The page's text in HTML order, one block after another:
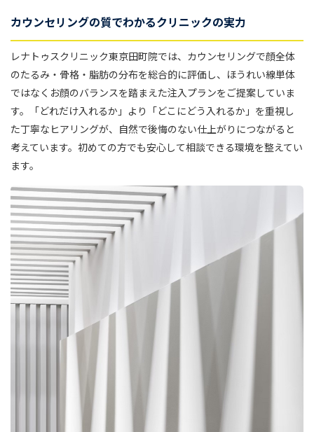
カウンセリングの質でわかるクリニックの実力
レナトゥスクリニック東京田町院では、カウンセリングで顔全体
のたるみ・骨格・脂肪の分布を総合的に評価し、ほうれい線単体
ではなくお顔のバランスを踏まえた注入プランをご提案していま
す。「どれだけ入れるか」より「どこにどう入れるか」を重視し
た丁寧なヒアリングが、自然で後悔のない仕上がりにつながると
考えています。初めての方でも安心して相談できる環境を整えてい
ます。